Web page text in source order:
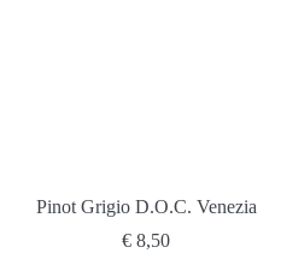
Pinot Grigio D.O.C. Venezia
€ 8,50